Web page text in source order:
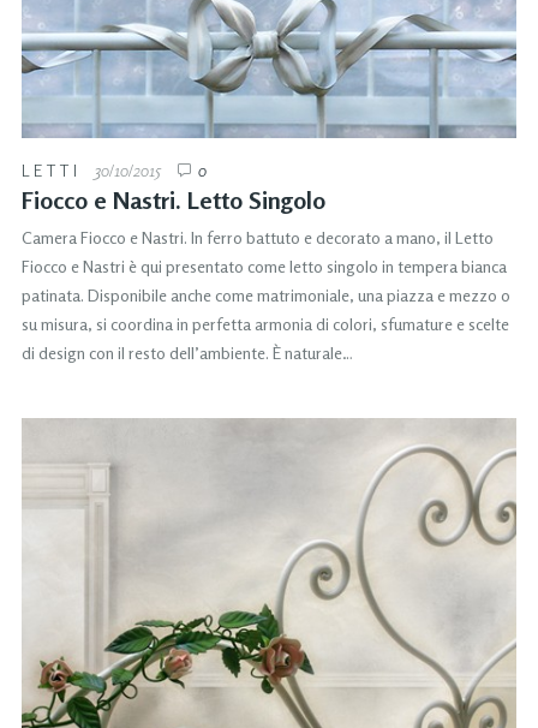
LETTI 30/10/2015 0
Fiocco e Nastri. Letto Singolo
Camera Fiocco e Nastri. In ferro battuto e decorato a mano, il Letto
Fiocco e Nastri è qui presentato come letto singolo in tempera bianca
patinata. Disponibile anche come matrimoniale, una piazza e mezzo o
su misura, si coordina in perfetta armonia di colori, sfumature e scelte
di design con il resto dell’ambiente. È naturale…